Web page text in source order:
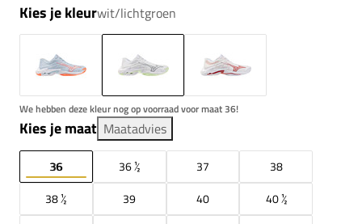
Kies je kleurwit/lichtgroen
We hebben deze kleur nog op voorraad voor maat 36!
Kies je maat Maatadvies
36 36 ½ 37
38
38 ½
39 40
40 ½